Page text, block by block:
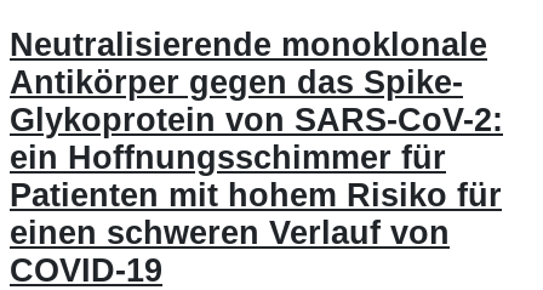
Neutralisierende monoklonale
Antikörper gegen das Spike-
Glykoprotein von SARS-CoV-2:
ein Hoffnungsschimmer für
Patienten mit hohem Risiko für
einen schweren Verlauf von
COVID-19